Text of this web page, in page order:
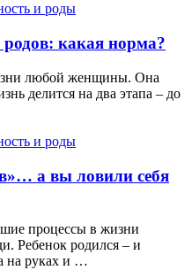
и роды
какая норма?
любой женщины. Она
делится на два этапа – до
и роды
а вы ловили себя
процессы в жизни
Ребенок родился – и
на руках и …